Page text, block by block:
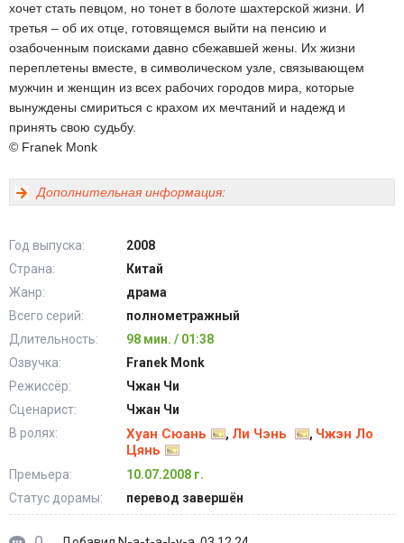
хочет стать певцом, но тонет в болоте шахтерской жизни. И
третья – об их отце, готовящемся выйти на пенсию и
озабоченным поисками давно сбежавшей жены. Их жизни
переплетены вместе, в символическом узле, связывающем
мужчин и женщин из всех рабочих городов мира, которые
вынуждены смириться с крахом их мечтаний и надежд и
принять свою судьбу.
© Franek Monk
Дополнительная информация:
Год выпуска:
2008
Страна:
Китай
Жанр:
драма
Всего серий:
полнометражный
Длительность:
98 мин. / 01:38
Озвучка:
Franek Monk
Режиссёр:
Чжан Чи
Сценарист:
Чжан Чи
В ролях:
Хуан Сюань , Ли Чэнь , Чжэн Ло
Цянь
Премьера:
10.07.2008 г.
Статус дорамы:
перевод завершён